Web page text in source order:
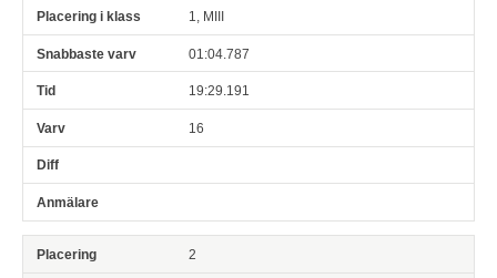
1, MIII
01:04.787
19:29.191
16
2